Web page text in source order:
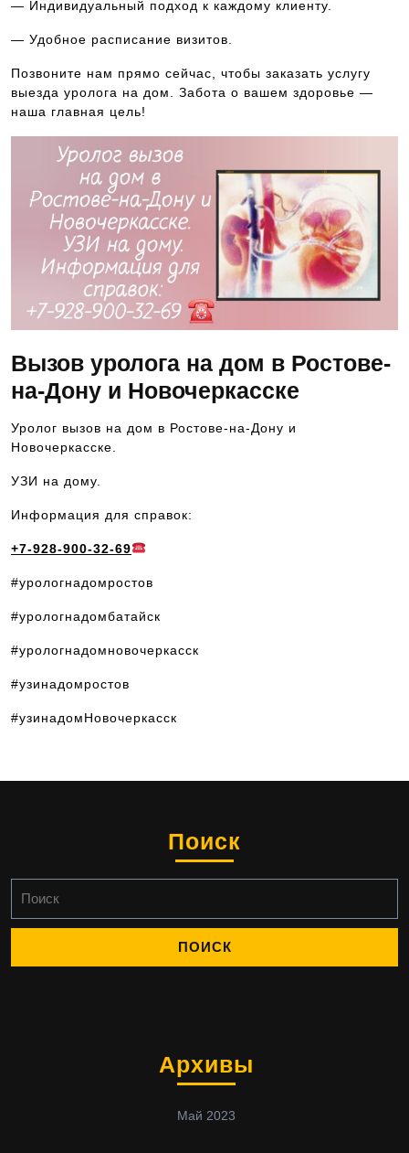
— Индивидуальный подход к каждому клиенту.
— Удобное расписание визитов.
Позвоните нам прямо сейчас, чтобы заказать услугу
выезда уролога на дом. Забота о вашем здоровье —
наша главная цель!
Вызов уролога на дом в Ростове-
на-Дону и Новочеркасске
Уролог вызов на дом в Ростове-на-Дону и
Новочеркасске.
УЗИ на дому.
Информация для справок:
+7-928-900-32-69
#урологнадомростов
#урологнадомбатайск
#урологнадомновочеркасск
#узинадомростов
#узинадомНовочеркасск
Поиск
Архивы
Май 2023